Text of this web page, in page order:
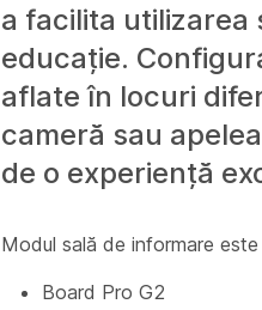
a facilita utilizarea
educație.
aflate în locuri
cameră sau
de o experiență
Modul sală de informare
Board Pro G2